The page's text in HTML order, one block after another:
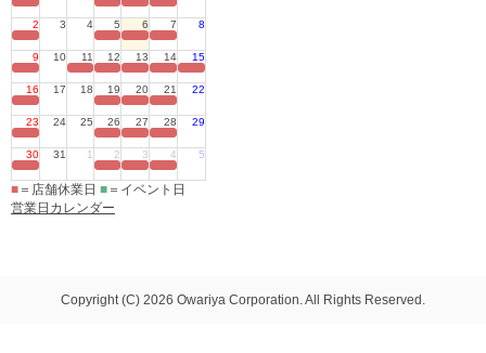
2 3 4 5 6 7 8
9 10 11 12 13 14 15
16 17 18 19 20 21 22
23 24 25 26 27 28 29
30 31 1 2 3 4 5
■ ＝店舗休業日 ■ ＝イベント日
営業日カレンダー
Copyright (C) 2026 Owariya Corporation. All Rights Reserved.